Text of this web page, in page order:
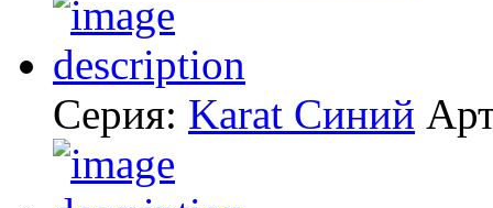
Серия: Karat Синий